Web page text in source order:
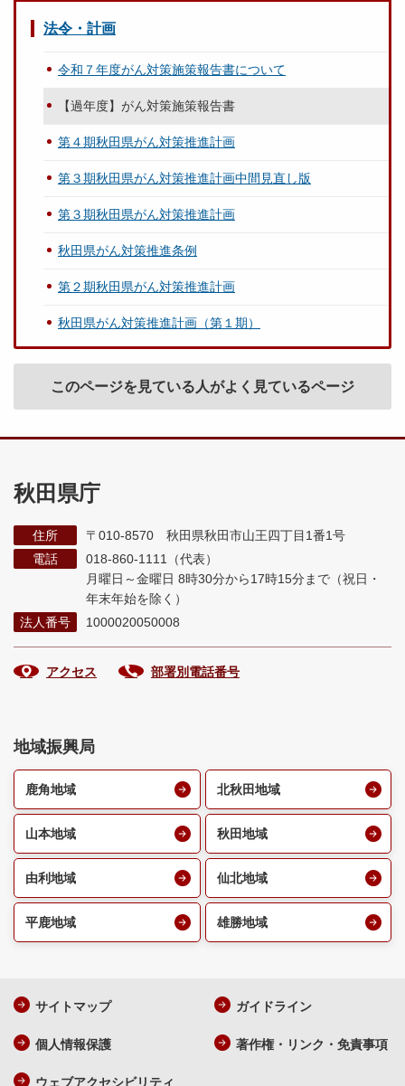
法令・計画
令和７年度がん対策施策報告書について
【過年度】がん対策施策報告書
第４期秋田県がん対策推進計画
第３期秋田県がん対策推進計画中間見直し版
第３期秋田県がん対策推進計画
秋田県がん対策推進条例
第２期秋田県がん対策推進計画
秋田県がん対策推進計画（第１期）
このページを見ている人がよく見ているページ
秋田県庁
住所
〒010-8570 秋田県秋田市山王四丁目1番1号
電話
018-860-1111（代表）
月曜日～金曜日 8時30分から17時15分まで （祝日・
年末年始を除く）
法人番号
1000020050008
アクセス 部署別電話番号
地域振興局
鹿角地域 北秋田地域
山本地域 秋田地域
由利地域 仙北地域
平鹿地域 雄勝地域
サイトマップ ガイドライン
個人情報保護 著作権・リンク・免責事項
ウェブアクセシビリティ